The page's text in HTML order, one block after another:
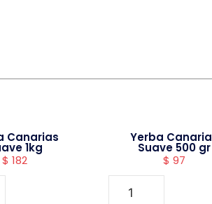
Canarias
1kg
$ 182
Yerba
Suave 500 gr
$ 97